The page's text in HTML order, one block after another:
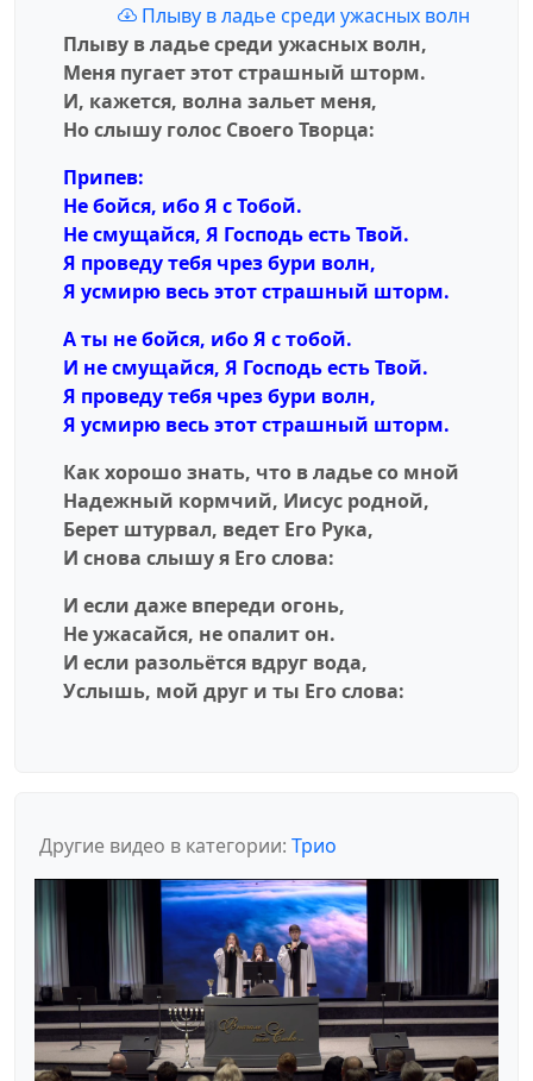
Плыву в ладье среди ужасных волн
Плыву в ладье среди ужасных волн,
Меня пугает этот страшный шторм.
И, кажется, волна зальет меня,
Но слышу голос Своего Творца:
Припев:
Не бойся, ибо Я с Тобой.
Не смущайся, Я Господь есть Твой.
Я проведу тебя чрез бури волн,
Я усмирю весь этот страшный шторм.
А ты не бойся, ибо Я с тобой.
И не смущайся, Я Господь есть Твой.
Я проведу тебя чрез бури волн,
Я усмирю весь этот страшный шторм.
Как хорошо знать, что в ладье со мной
Надежный кормчий, Иисус родной,
Берет штурвал, ведет Его Рука,
И снова слышу я Его слова:
И если даже впереди огонь,
Не ужасайся, не опалит он.
И если разольётся вдруг вода,
Услышь, мой друг и ты Его слова:
Другие видео в категории: Трио